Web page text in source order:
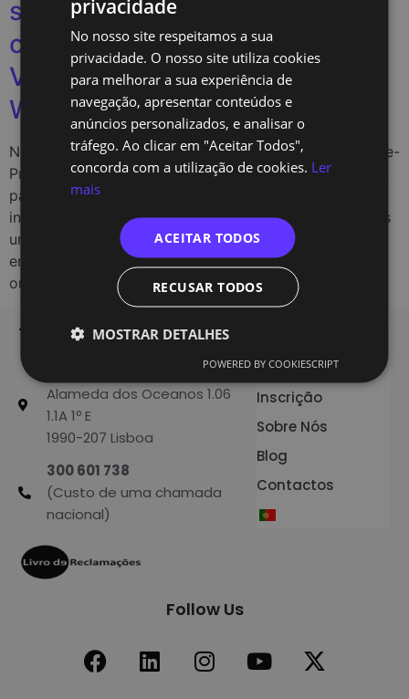
sim quem a souber usar”: uma
conversa com Leah Mansoor,
VP Business Development da
Wawiwa
No âmbito da sua visita a Portugal, Leah Mansoor, Vice-
Presidente de Business Development da Wawiwa Tech,
passou por Lisboa para conhecer de perto as
instalações e a equipa da TechOf. A visita marcou mais
um passo na relação de proximidade entre as duas
entidades, que partilham uma visão prática, eficaz e
orientada para o mercado […]
TechOf - Tech Training
Alameda dos Oceanos 1.06
1.1A 1º E
1990-207 Lisboa
300 601 738
(Custo de uma chamada
nacional)
Formação
Inscrição
Sobre Nós
Blog
Contactos
Follow Us
privacidade
No nosso site respeitamos a sua
privacidade. O nosso site utiliza cookies
para melhorar a sua experiência de
navegação, apresentar conteúdos e
anúncios personalizados, e analisar o
tráfego. Ao clicar em "Aceitar Todos",
concorda com a utilização de cookies. Ler
mais
ACEITAR TODOS
RECUSAR TODOS
MOSTRAR DETALHES
POWERED BY COOKIESCRIPT